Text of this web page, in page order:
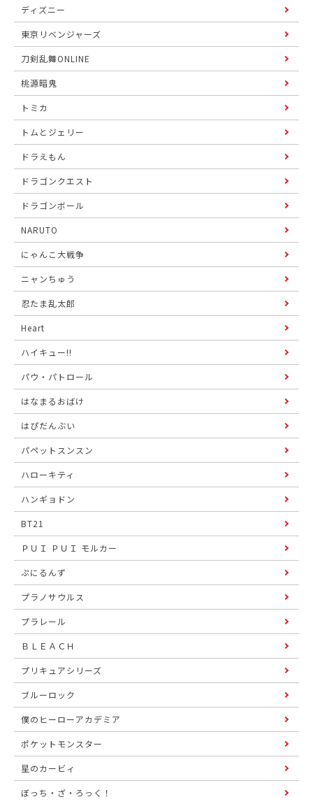
ディズニー
東京リベンジャーズ
刀剣乱舞ONLINE
桃源暗鬼
トミカ
トムとジェリー
ドラえもん
ドラゴンクエスト
ドラゴンボール
NARUTO
にゃんこ大戦争
ニャンちゅう
忍たま乱太郎
Heart
ハイキュー!!
パウ・パトロール
はなまるおばけ
はぴだんぶい
パペットスンスン
ハローキティ
ハンギョドン
BT21
ＰＵＩ ＰＵＩ モルカー
ぷにるんず
プラノサウルス
プラレール
ＢＬＥＡＣＨ
プリキュアシリーズ
ブルーロック
僕のヒーローアカデミア
ポケットモンスター
星のカービィ
ぼっち・ざ・ろっく！